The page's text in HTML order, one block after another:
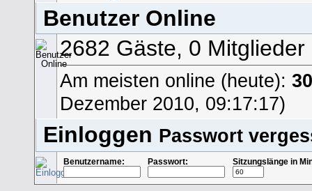
Benutzer Online
2682 Gäste, 0 Mitglieder
Am meisten online (heute): 30
Dezember 2010, 09:17:17)
Einloggen Passwort
Benutzername: Passwort: Sitzungslänge in